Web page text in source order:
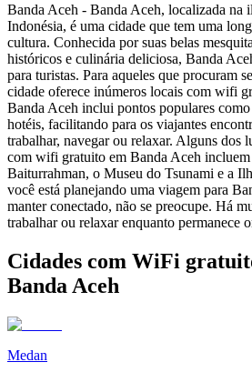
Banda Aceh - Banda Aceh, localizada na
Indonésia, é uma cidade que tem uma
cultura. Conhecida por suas belas
históricos e culinária deliciosa, Banda
para turistas. Para aqueles que procuram
cidade oferece inúmeros locais com wifi
Banda Aceh inclui pontos populares como
hotéis, facilitando para os viajantes
trabalhar, navegar ou relaxar. Alguns dos
com wifi gratuito em Banda Aceh
Baiturrahman, o Museu do Tsunami e a
você está planejando uma viagem para
manter conectado, não se preocupe. Há
trabalhar ou relaxar enquanto permanece
Cidades com WiFi
Banda Aceh
Medan